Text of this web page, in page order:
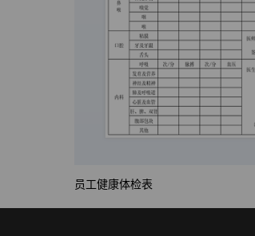
员工健康体检表